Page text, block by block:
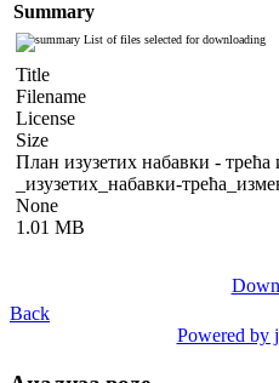
Summary
List of files selected for downloading
Title
Filename
License
Size
План изузетих набавки - трећа
_изузетих_набавки-
None
1.01 MB
Back
Powered by